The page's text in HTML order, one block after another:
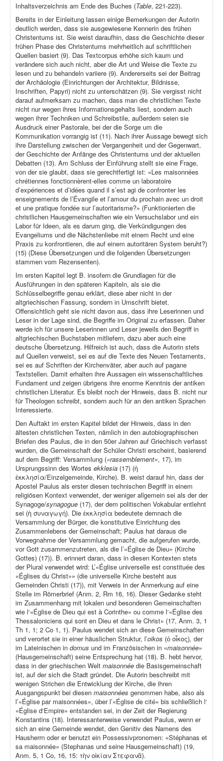
Inhaltsverzeichnis am Ende des Buches (Table, 221-223).
Bereits in der Einleitung lassen einige Bemerkungen der Autorin
deutlich werden, dass sie ausgewiesene Kennerin des frühen
Christentums ist. Sie weist daraufhin, dass die Geschichte dieser
frühen Phase des Christentums mehrheitlich auf schriftlichen
Quellen basiert (9). Das Textcorpus erhöhe sich kaum und
verändere sich auch nicht, aber die Art und Weise die Texte zu
lesen und zu behandeln variiere (9). Andererseits sei der Beitrag
der Archäologie (Einrichtungen der Architektur, Bildnisse,
Inschriften, Papyri) nicht zu unterschätzen (9). Sie vergisst nicht
darauf aufmerksam zu machen, dass man die christlichen Texte
nicht nur wegen ihres Informationsgehalts liest, sondern auch
wegen ihrer Techniken und Schreibstile, außerdem seien sie
Ausdruck einer Pastorale, bei der die Sorge um die
Kommunikation vorrangig ist (11). Nach ihrer Aussage bewegt sich
ihre Darstellung zwischen der Vergangenheit und der Gegenwart,
der Geschichte der Anfänge des Christentums und der aktuellen
Debatten (13). Am Schluss der Einführung stellt sie eine Frage,
von der sie glaubt, dass sie gerechtfertigt ist: «Les maisonnées
chrétiennes fonctionnèrent-elles comme un laboratoire
d’expériences et d’idées quand il s’est agi de confronter les
enseignements de l’Évangile et l’amour du prochain avec un droit
et une pratique fondée sur l’autoritarisme?» (Funktionierten die
christlichen Hausgemeinschaften wie ein Versuchslabor und ein
Labor für Ideen, als es darum ging, die Verkündigungen des
Evangeliums und die Nächstenliebe mit einem Recht und eine
Praxis zu konfrontieren, die auf einem autoritären System beruht?)
(15) (Diese Übersetzungen und die folgenden Übersetzungen
stammen vom Rezensenten).
Im ersten Kapitel legt B. insofern die Grundlagen für die
Ausführungen in den späteren Kapiteln, als sie die
Schlüsselbegriffe genau erklärt, diese aber nicht in der
altgriechischen Fassung, sondern in Umschrift bietet.
Offensichtlich geht sie nicht davon aus, dass ihre Leserinnen und
Leser in der Lage sind, die Begriffe im Original zu erfassen. Daher
werde ich für unsere Leserinnen und Leser jeweils den Begriff in
altgriechischen Buchstaben mitliefern, dazu aber auch eine
deutsche Übersetzung. Hilfreich ist auch, dass die Autorin stets
auf Quellen verweist, sei es auf die Texte des Neuen Testaments,
sei es auf Schriften der Kirchenväter, aber auch auf pagane
Textstellen. Damit erhalten ihre Aussagen ein wissenschaftliches
Fundament und zeigen übrigens ihre enorme Kenntnis der antiken
christlichen Literatur. Es bleibt noch der Hinweis, dass B. nicht nur
für Theologen schreibt, sondern auch für an den antiken Sprachen
Interessierte.
Den Auftakt im ersten Kapitel bildet der Hinweis, dass in den
ältesten christlichen Texten, nämlich in den autobiographischen
Briefen des Paulus, die in den 50er Jahren auf Griechisch verfasst
wurden, die Gemeinschaft der Schüler Christi erscheint, basierend
auf dem Begriff: Versammlung («rassemblement», 17), im
Ursprungssinn des Wortes ekklesia (17) (ἡ
ἐκκλησία/Einzelgemeinde, Kirche). B. weist darauf hin, dass der
Apostel Paulus als erster diesen technischen Begriff in einem
religiösen Kontext verwendet, der weniger allgemein sei als der der
Synagoge/synagogue (17), der dem politischen Vokabular entlehnt
sei (ἡ συναγωγή). Die ἐκκλησία bedeutete demnach die
Versammlung der Bürger, die konstitutive Einrichtung des
Zusammenlebens der Gemeinschaft; Paulus hat daraus die
Vorwegnahme der Versammlung gemacht, die aufgerufen wurde,
vor Gott zusammenzutreten, als die l’«Église de Dieu» (Kirche
Gottes) (17)). B. erinnert daran, dass in diesen Kontexten stets
der Plural verwendet wird: L’«Église universelle est constituée des
«Églises du Christ»» (die universelle Kirche besteht aus
Gemeinden Christi (17)), mit Verweis in der Anmerkung auf eine
Stelle im Römerbrief (Anm. 2, Rm 16, 16). Dieser Gedanke steht
im Zusammenhang mit lokalen und besonderen Gemeinschaften
wie l‘«Église de Dieu qui est à Corinthe» ou comme l‘«Église des
Thessaloniciens qui sont en Dieu et dans le Christ» (17, Anm. 3, 1
Th 1, 1; 2 Co 1, 1). Paulus wendet sich an diese Gemeinschaften
und verortet sie in einer häuslichen Struktur, l’oikos (ὁ οἶκος), der
im Lateinischen in domus und im Französischen in «maisonnée»
(Hausgemeinschaft) seine Entsprechung hat (18). B. hebt hervor,
dass in der griechischen Welt maisonnée die Basisgemeinschaft
ist, auf der sich die Stadt gründet. Die Autorin beschreibt mit
wenigen Strichen die Entwicklung der Kirche, die ihren
Ausgangspunkt bei diesen maisonnées genommen habe, also als
l’«Église par maisonnées», über l’«Église de cité» bis schließlich l‘
«Église d‘Empire» entstanden sei, in der Zeit der Regierung
Konstantins (18). Interessanterweise verwendet Paulus, wenn er
sich an eine Gemeinde wendet, den Genitiv des Namens des
Hausherrn oder er benutzt ein Possessivpronomen: «Stéphanas et
sa maisonnée» (Stephanas und seine Hausgemeinschaft) (19,
Anm. 5, 1 Co, 16, 15: τὴν οἰκίαν Στεφανᾶ).